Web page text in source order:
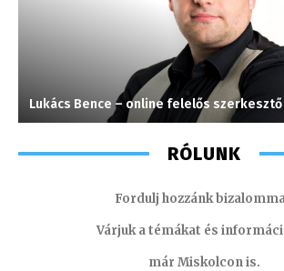
Lukács Bence – online felelős szerkesztő
RÓLUNK
Fordulj hozzánk
Várjuk a témákat és
már Miskolcon is.